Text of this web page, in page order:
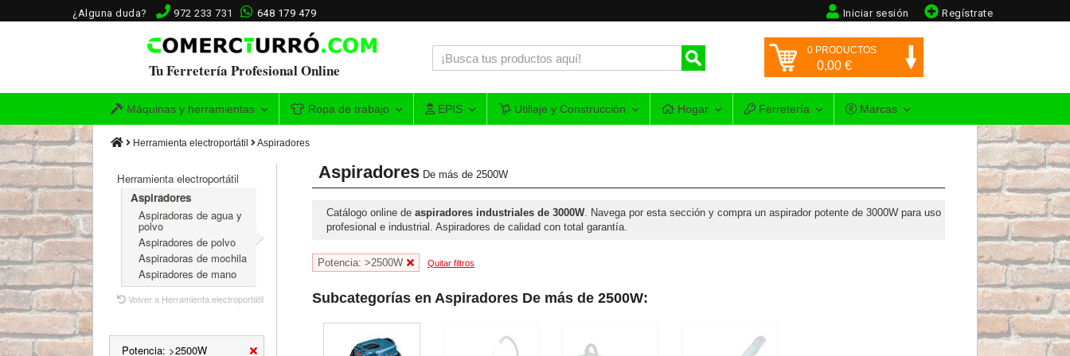
¿Alguna duda? 972 233 731 648 179 479 Regístrate
Iniciar sesión
Tu Ferretería Profesional Online
0 PRODUCTOS
0,00 €
Máquinas y herramientas Ropa de trabajo EPIS Utillaje y Construcción Hogar Ferretería Marcas
Herramienta electroportátil Aspiradores
Herramienta electroportátil
Aspiradores
Aspiradoras de agua y
polvo
Aspiradores de polvo
Aspiradoras de mochila
Aspiradores de mano
Volver a Herramienta electroportátil
Potencia: >2500W
Aspiradores De más de 2500W
Catálogo online de aspiradores industriales de 3000W. Navega por esta sección y compra un aspirador potente de 3000W para uso
profesional e industrial. Aspiradores de calidad con total garantía.
Potencia: >2500W Quitar filtros
Subcategorías en Aspiradores De más de 2500W: